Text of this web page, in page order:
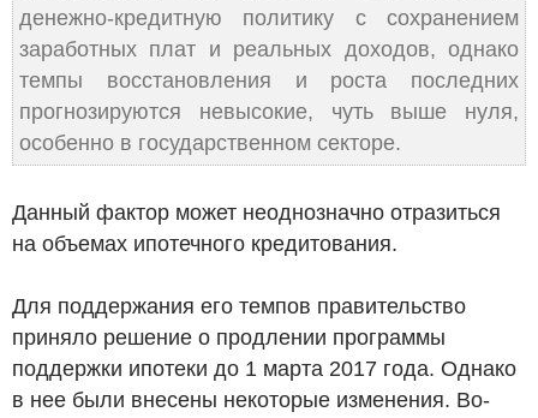
денежно-кредитную политику с сохранением
заработных плат и реальных доходов, однако
темпы восстановления и роста последних
прогнозируются невысокие, чуть выше нуля,
особенно в государственном секторе.
Данный фактор может неоднозначно отразиться
на объемах ипотечного кредитования.
Для поддержания его темпов правительство
приняло решение о продлении программы
поддержки ипотеки до 1 марта 2017 года. Однако
в нее были внесены некоторые изменения. Во-